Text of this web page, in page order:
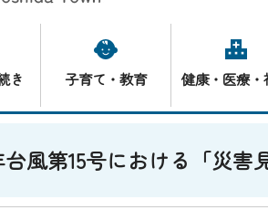
き 子育て・教育 健康・医療・
風第15号における「災害